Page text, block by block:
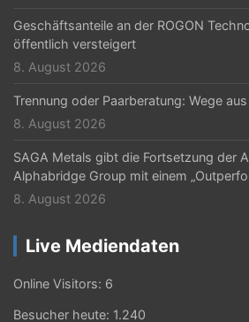
Geschäftsanteile an der ROGON
öffentlich versteigert
8. August 2026
Trennung oder Paarberatung: Wege
8. August 2026
SAGA Metals gibt die Fortsetzung der
Alphabridge Group mit einem
8. August 2026
Live Mediendaten
Online Visitors: 6
Besucher heute: 1.240